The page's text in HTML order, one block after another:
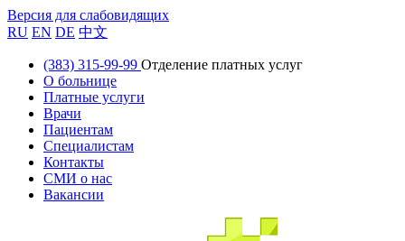
Версия для слабовидящих
RU EN DE 中文
(383) 315-99-99 Отделение платных услуг
О больнице
Платные услуги
Врачи
Пациентам
Специалистам
Контакты
СМИ о нас
Вакансии